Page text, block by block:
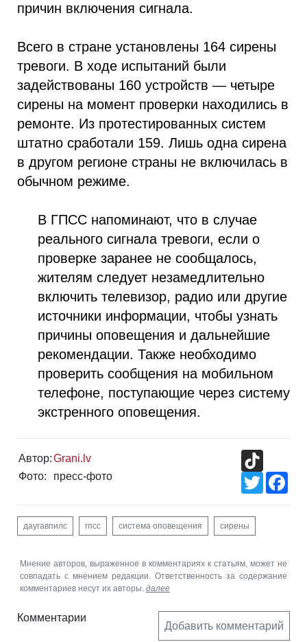
причин включения сигнала.
Всего в стране установлены 164 сирены
тревоги. В ходе испытаний были
задействованы 160 устройств — четыре
сирены на момент проверки находились в
ремонте. Из протестированных систем
штатно сработали 159. Лишь одна сирена
в другом регионе страны не включилась в
обычном режиме.
В ГПСС напоминают, что в случае
реального сигнала тревоги, если о
проверке заранее не сообщалось,
жителям следует незамедлительно
включить телевизор, радио или другие
источники информации, чтобы узнать
причины оповещения и дальнейшие
рекомендации. Также необходимо
проверить сообщения на мобильном
телефоне, поступающие через систему
экстренного оповещения.
Автор:Grani.lv
Фото:
пресс-фото
Twitter
даугавпилс гпсс система оповещения сирены
Мнение авторов, выраженное в комментариях к статьям, может не
совпадать с мнением редакции. Ответственность за содержание
комментариев несут их авторы. далее
Комментарии
Добавить комментарий